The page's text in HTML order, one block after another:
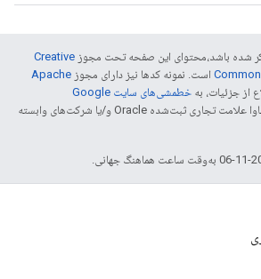
شده باشد،‌محتوای این صفحه تحت مجوز Creative
است. نمونه کدها نیز دارای مجوز Apache
از جزئیات، به
خطمشی‌های سایت Google
مراجعه کنید. جاوا علامت تجاری ثبت‌شده Oracle و/یا شرکت‌های وابسته